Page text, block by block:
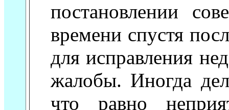
постановлении
времени спустя
для исправления
жалобы. Иногда
что равно